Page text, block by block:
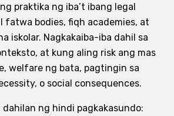
praktika ng iba’t ibang legal
fatwa bodies, fiqh academies, at
iskolar. Nagkakaiba-iba dahil sa
at kung aling risk ang mas
welfare ng bata, pagtingin sa
o social consequences.
dahilan ng hindi pagkakasundo: